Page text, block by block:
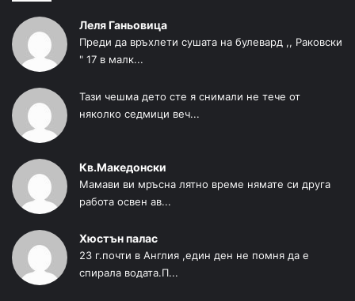
Леля Ганьовица
Преди да връхлети сушата на булевард ,, Раковски
" 17 в малк...
Тази чешма дето сте я снимали не тече от
няколко седмици веч...
Кв.Македонски
Мамави ви мръсна лятно време нямате си друга
работа освен ав...
Хюстън палас
23 г.почти в Англия ,един ден не помня да е
спирала водата.П...